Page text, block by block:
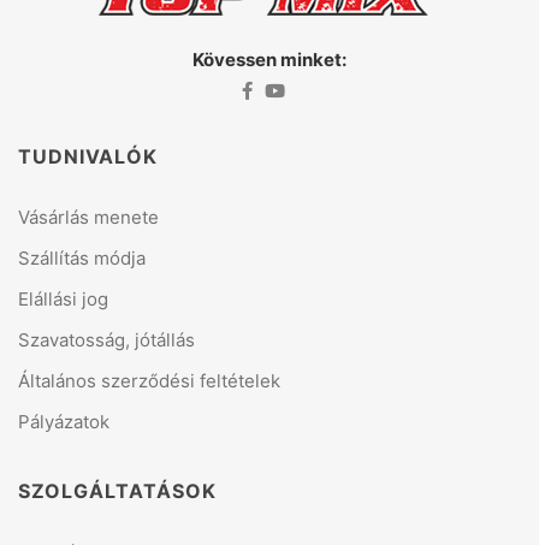
Kövessen minket:
TUDNIVALÓK
Vásárlás menete
Szállítás módja
Elállási jog
Szavatosság, jótállás
Általános szerződési feltételek
Pályázatok
SZOLGÁLTATÁSOK